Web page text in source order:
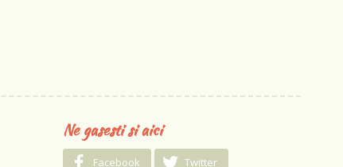
Ne gasesti si aici
Facebook Twitter